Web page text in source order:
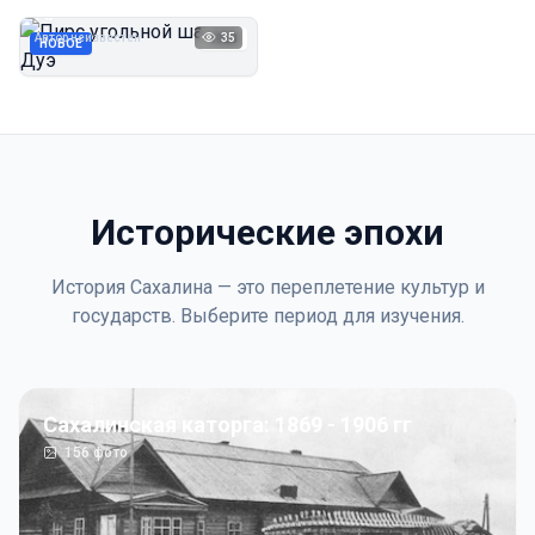
НОВОЕ 1923
Автор неизвестен 35
Исторические эпохи
История Сахалина — это переплетение культур и
государств. Выберите период для изучения.
Сахалинская каторга: 1869 - 1906 гг
156фото